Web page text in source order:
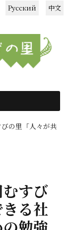
Русский 中文
の里「人々が共
すび
る社